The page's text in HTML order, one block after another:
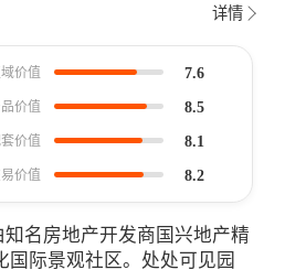
详情
域价值 7.6
价值 8.5
价值 8.1
价值 8.2
名房地产开发商国兴地产精
国际景观社区。处处可见园